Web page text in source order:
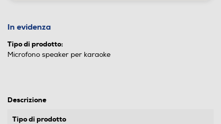
In evidenza
Tipo di prodotto:
Microfono speaker per karaoke
Descrizione
Tipo di prodotto